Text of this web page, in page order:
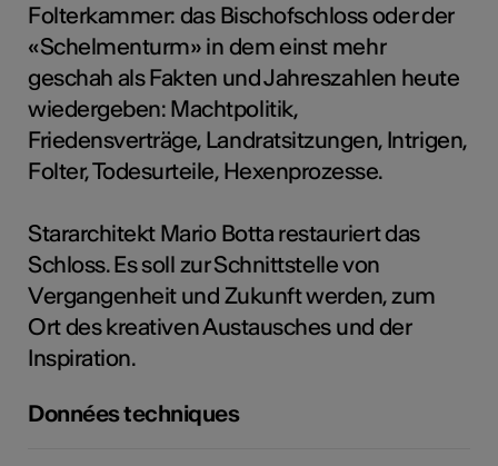
Folterkammer: das Bischofschloss oder der
«Schelmenturm» in dem einst mehr
geschah als Fakten und Jahreszahlen heute
wiedergeben: Machtpolitik,
Friedensverträge, Landratsitzungen, Intrigen,
Folter, Todesurteile, Hexenprozesse.
Stararchitekt Mario Botta restauriert das
Schloss. Es soll zur Schnittstelle von
Vergangenheit und Zukunft werden, zum
Ort des kreativen Austausches und der
Inspiration.
Données techniques